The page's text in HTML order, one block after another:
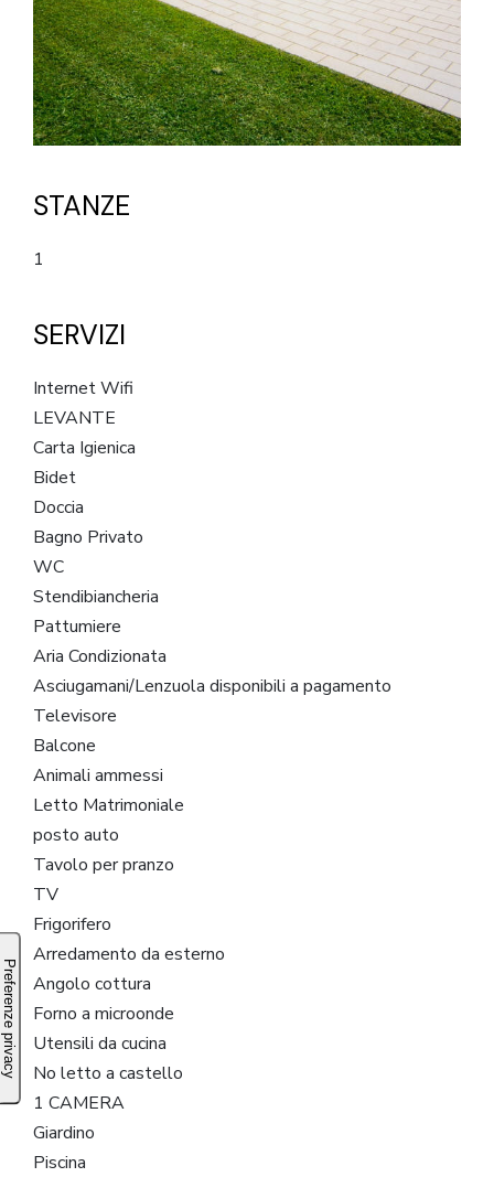
STANZE
1
SERVIZI
Internet Wifi
LEVANTE
Carta Igienica
Bidet
Doccia
Bagno Privato
WC
Stendibiancheria
Pattumiere
Aria Condizionata
Asciugamani/Lenzuola disponibili a pagamento
Televisore
Balcone
Animali ammessi
Letto Matrimoniale
posto auto
Tavolo per pranzo
TV
Frigorifero
Arredamento da esterno
Angolo cottura
Forno a microonde
Utensili da cucina
No letto a castello
1 CAMERA
Giardino
Piscina